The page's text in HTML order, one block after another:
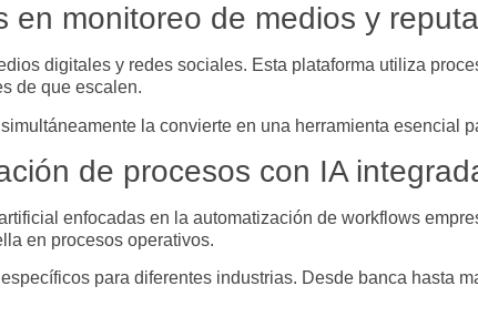
en monitoreo de medios y
digitales y redes sociales. Esta plataforma utiliza
de que escalen.
la convierte en una herramienta esencial
de procesos con IA
enfocadas en la automatización de workflows
en procesos operativos.
para diferentes industrias. Desde banca hasta